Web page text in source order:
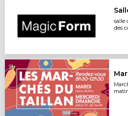
salle
des